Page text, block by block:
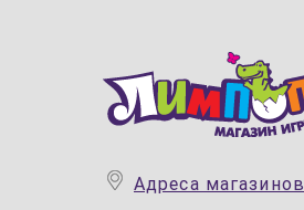
Адреса магазинов